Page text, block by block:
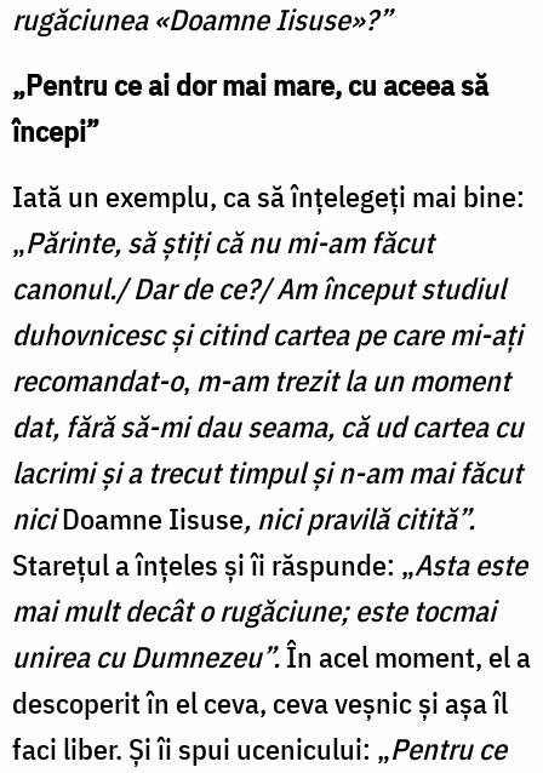
rugăciunea «Doamne Iisuse»?”
„Pentru ce ai dor mai mare, cu aceea să
începi”
Iată un exemplu, ca să înțelegeți mai bine:
„Părinte, să știți că nu mi-am făcut
canonul./ Dar de ce?/ Am început studiul
duhovnicesc și citind cartea pe care mi-ați
recomandat-o, m-am trezit la un moment
dat, fără să-mi dau seama, că ud cartea cu
lacrimi și a trecut timpul și n-am mai făcut
niciDoamne Iisuse, nici pravilă citită”.
Starețul a înțeles și îi răspunde: „Asta este
mai mult decât o rugăciune; este tocmai
unirea cu Dumnezeu”.În acel moment, el a
descoperit în el ceva, ceva veșnic și așa îl
faci liber. Și îi spui ucenicului: „Pentru ce